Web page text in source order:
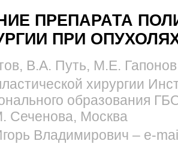
ПРЕПАРАТА
ПРИ
В.А. Путь, М.Е.
хирургии
образования
Сеченова, Москва
Владимирович – e-